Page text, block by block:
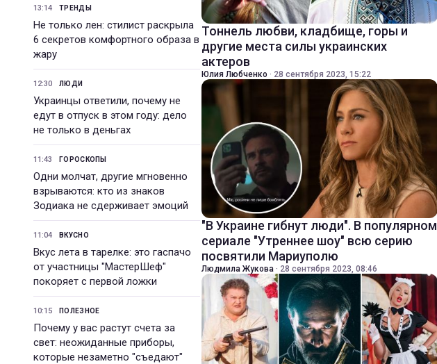
13:14 ТРЕНДЫ
Не только лен: стилист раскрыла
6 секретов комфортного образа в
жару
12:30 ЛЮДИ
Украинцы ответили, почему не
едут в отпуск в этом году: дело
не только в деньгах
11:43 ГОРОСКОПЫ
Одни молчат, другие мгновенно
взрываются: кто из знаков
Зодиака не сдерживает эмоций
11:04 ВКУСНО
Вкус лета в тарелке: это гаспачо
от участницы "МастерШеф"
покоряет с первой ложки
10:15 ПОЛЕЗНОЕ
Почему у вас растут счета за
свет: неожиданные приборы,
которые незаметно "съедают"
Тоннель любви, кладбище, горы и
другие места силы украинских
актеров
Юлия Любченко · 28 сентября 2023, 15:22
"В Украине гибнут люди". В популярном
сериале "Утреннее шоу" всю серию
посвятили Мариуполю
Людмила Жукова · 28 сентября 2023, 08:46